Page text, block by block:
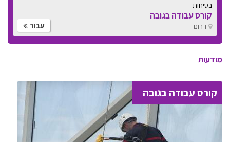
בטיחות
קורס עבודה בגובה
דרום עבור
מודעות
קורס עבודה בגובה